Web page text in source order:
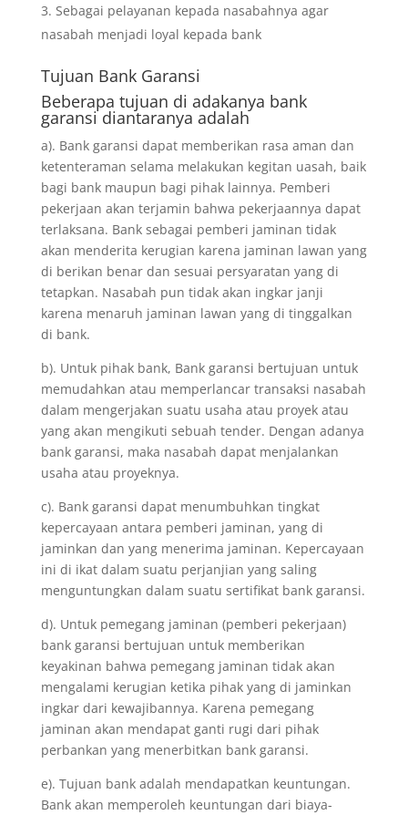
Sebagai pelayanan kepada nasabahnya agar
nasabah menjadi loyal kepada bank
Tujuan Bank Garansi
Beberapa tujuan di adakanya bank
garansi diantaranya adalah
a). Bank garansi dapat memberikan rasa aman dan
ketenteraman selama melakukan kegitan uasah, baik
bagi bank maupun bagi pihak lainnya. Pemberi
pekerjaan akan terjamin bahwa pekerjaannya dapat
terlaksana. Bank sebagai pemberi jaminan tidak
akan menderita kerugian karena jaminan lawan yang
di berikan benar dan sesuai persyaratan yang di
tetapkan. Nasabah pun tidak akan ingkar janji
karena menaruh jaminan lawan yang di tinggalkan
di bank.
b). Untuk pihak bank, Bank garansi bertujuan untuk
memudahkan atau memperlancar transaksi nasabah
dalam mengerjakan suatu usaha atau proyek atau
yang akan mengikuti sebuah tender. Dengan adanya
bank garansi, maka nasabah dapat menjalankan
usaha atau proyeknya.
c). Bank garansi dapat menumbuhkan tingkat
kepercayaan antara pemberi jaminan, yang di
jaminkan dan yang menerima jaminan. Kepercayaan
ini di ikat dalam suatu perjanjian yang saling
menguntungkan dalam suatu sertifikat bank garansi.
d). Untuk pemegang jaminan (pemberi pekerjaan)
bank garansi bertujuan untuk memberikan
keyakinan bahwa pemegang jaminan tidak akan
mengalami kerugian ketika pihak yang di jaminkan
ingkar dari kewajibannya. Karena pemegang
jaminan akan mendapat ganti rugi dari pihak
perbankan yang menerbitkan bank garansi.
e). Tujuan bank adalah mendapatkan keuntungan.
Bank akan memperoleh keuntungan dari biaya-